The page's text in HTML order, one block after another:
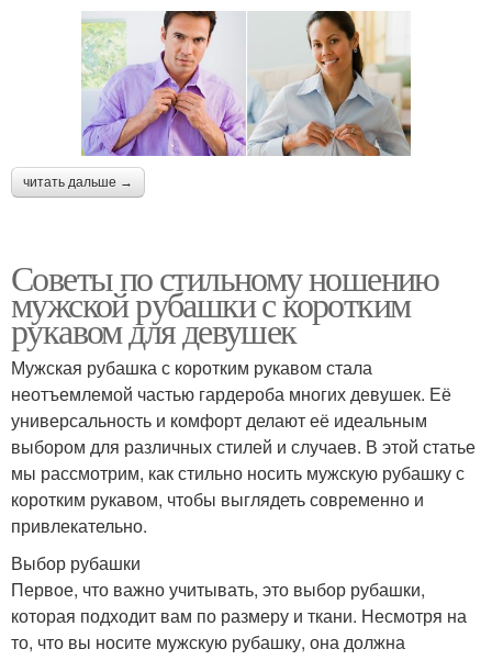
читать дальше →
Советы по стильному ношению
мужской рубашки с коротким
рукавом для девушек
Мужская рубашка с коротким рукавом стала
неотъемлемой частью гардероба многих девушек. Её
универсальность и комфорт делают её идеальным
выбором для различных стилей и случаев. В этой статье
мы рассмотрим, как стильно носить мужскую рубашку с
коротким рукавом, чтобы выглядеть современно и
привлекательно.
Выбор рубашки
Первое, что важно учитывать, это выбор рубашки,
которая подходит вам по размеру и ткани. Несмотря на
то, что вы носите мужскую рубашку, она должна